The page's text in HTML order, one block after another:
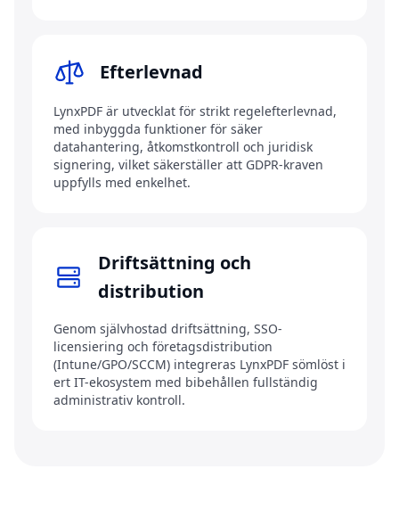
Efterlevnad
LynxPDF är utvecklat för strikt regelefterlevnad,
med inbyggda funktioner för säker
datahantering, åtkomstkontroll och juridisk
signering, vilket säkerställer att GDPR-kraven
uppfylls med enkelhet.
Driftsättning och
distribution
Genom självhostad driftsättning, SSO-
licensiering och företagsdistribution
(Intune/GPO/SCCM) integreras LynxPDF sömlöst i
ert IT-ekosystem med bibehållen fullständig
administrativ kontroll.